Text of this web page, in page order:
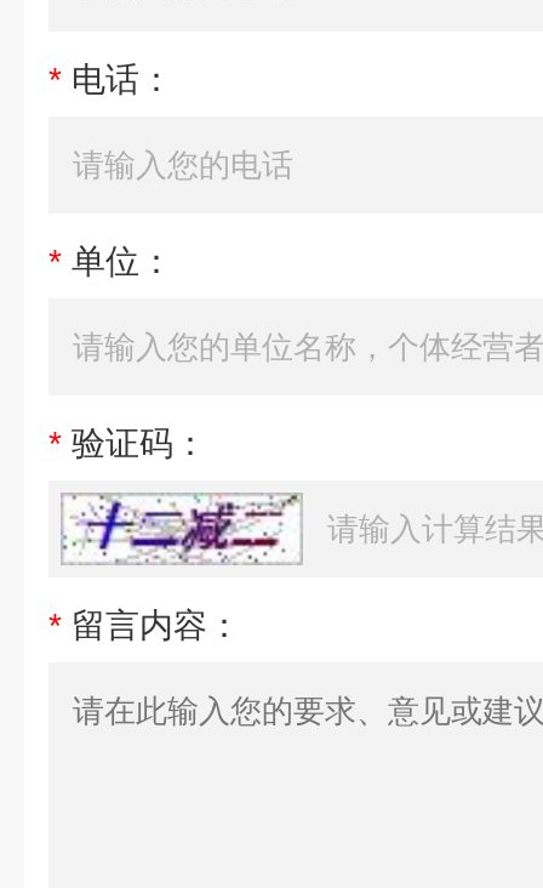
* 电话：
* 单位：
* 验证码：
* 留言内容：